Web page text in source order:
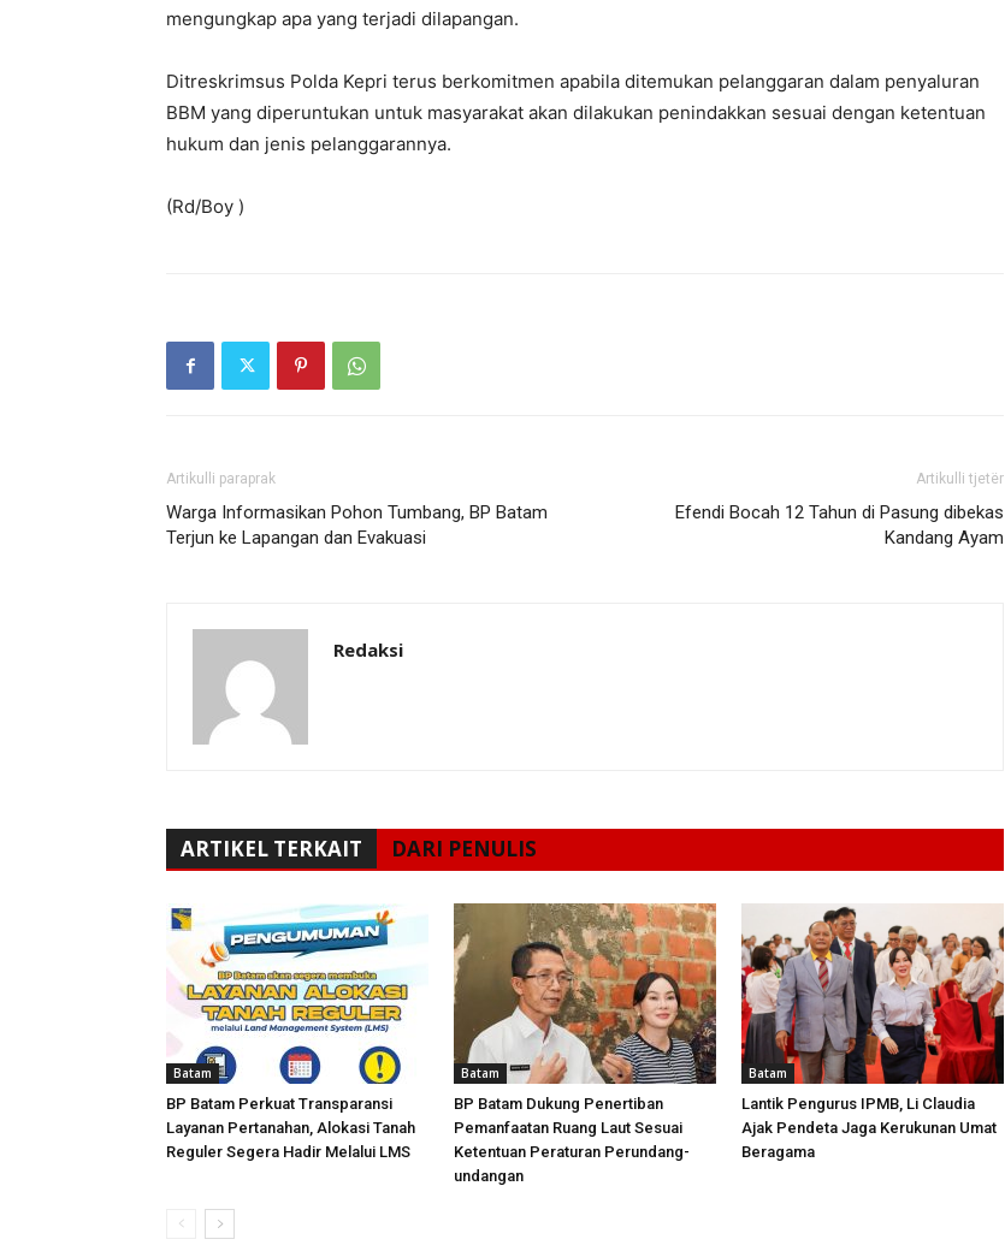
mengungkap apa yang terjadi dilapangan.
Ditreskrimsus Polda Kepri terus berkomitmen apabila ditemukan pelanggaran dalam penyaluran
BBM yang diperuntukan untuk masyarakat akan dilakukan penindakkan sesuai dengan ketentuan
hukum dan jenis pelanggarannya.
(Rd/Boy )
Artikulli paraprak
Warga Informasikan Pohon Tumbang, BP Batam
Terjun ke Lapangan dan Evakuasi
Artikulli tjetër
Efendi Bocah 12 Tahun di Pasung dibekas
Kandang Ayam
Redaksi
ARTIKEL TERKAIT DARI PENULIS
Batam
BP Batam Perkuat Transparansi
Layanan Pertanahan, Alokasi Tanah
Reguler Segera Hadir Melalui LMS
Batam
BP Batam Dukung Penertiban
Pemanfaatan Ruang Laut Sesuai
Ketentuan Peraturan Perundang-
undangan
Batam
Lantik Pengurus IPMB, Li Claudia
Ajak Pendeta Jaga Kerukunan Umat
Beragama